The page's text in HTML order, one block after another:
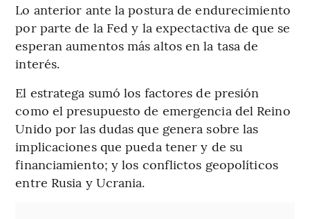
Lo anterior ante la postura de endurecimiento
por parte de la Fed y la expectactiva de que se
esperan aumentos más altos en la tasa de
interés.
El estratega sumó los factores de presión
como el presupuesto de emergencia del Reino
Unido por las dudas que genera sobre las
implicaciones que pueda tener y de su
financiamiento; y los conflictos geopolíticos
entre Rusia y Ucrania.